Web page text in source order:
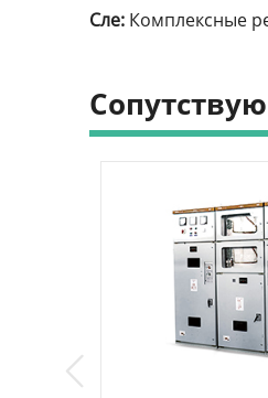
Сле: Комплексные